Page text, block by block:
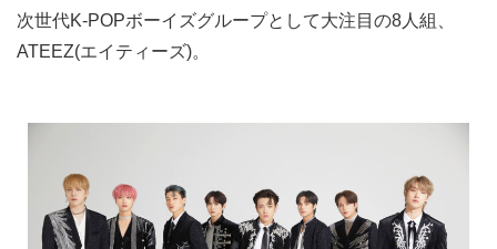
次世代K-POPボーイズグループとして大注目の8人組、
ATEEZ(エイティーズ)。